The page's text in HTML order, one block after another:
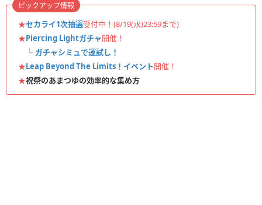
★セカライ1次抽選受付中！(8/19(水)23:59まで)
★Piercing Lightガチャ開催！
└ ガチャシミュで運試し！
★Leap Beyond The Limits！イベント開催！
★祝祭のあまつゆの効率的な集め方
ピックアップ情報